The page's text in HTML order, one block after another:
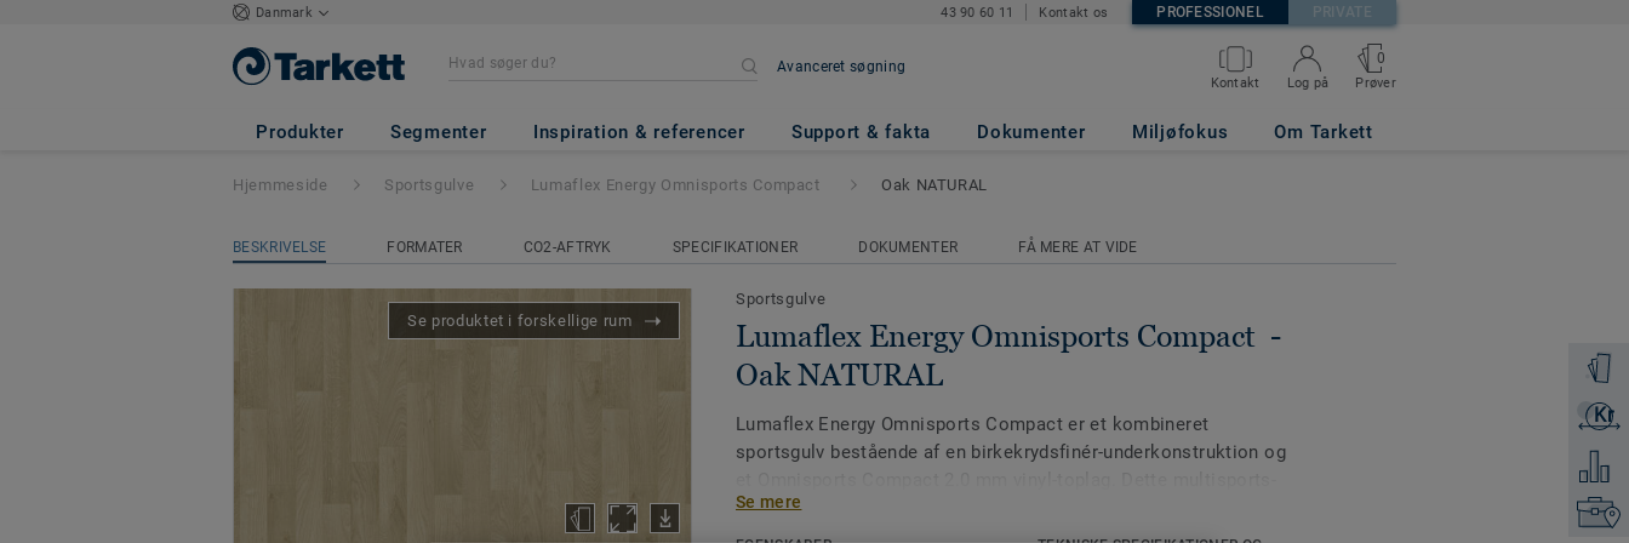
Danmark 43 90 60 11 Kontakt os PROFESSIONEL PRIVATE
Avanceret søgning
Kontakt Log på
0
Prøver
Produkter Segmenter Inspiration & referencer Support & fakta Dokumenter Miljøfokus Om Tarkett
Lumaflex Energy Omnisports Compact - Oak NATURAL
Bestil
Kr
Få et
Tilføj
Hjemmeside Sportsgulve Lumaflex Energy Omnisports Compact Oak NATURAL
BESKRIVELSE FORMATER CO2-AFTRYK SPECIFIKATIONER DOKUMENTER FÅ MERE AT VIDE
Se produktet i forskellige rum
Sportsgulve
Lumaflex Energy Omnisports Compact -
Oak NATURAL
Lumaflex Energy Omnisports Compact er et kombineret
sportsgulv bestående af en birkekrydsfinér-underkonstruktion og
og multigulv giver god sikkerhed og ydeevne. Det er behandlet
med vores varemærkebeskyttede Top Clean XP-
Se mere